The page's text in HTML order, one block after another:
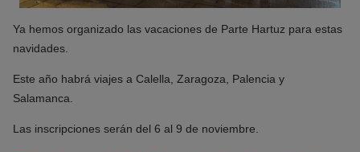
Ya hemos organizado las vacaciones de Parte Hartuz para estas
navidades.
Este año habrá viajes a Calella, Zaragoza, Palencia y
Salamanca.
Las inscripciones serán del 6 al 9 de noviembre.